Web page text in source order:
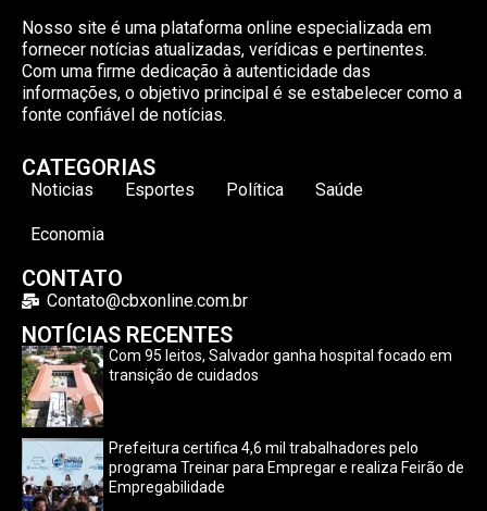
Nosso site é uma plataforma online especializada em
fornecer notícias atualizadas, verídicas e pertinentes.
Com uma firme dedicação à autenticidade das
informações, o objetivo principal é se estabelecer como a
fonte confiável de notícias.
CATEGORIAS
Noticias Esportes Política Saúde
Economia
CONTATO
Contato@cbxonline.com.br
NOTÍCIAS RECENTES
Com 95 leitos, Salvador ganha hospital focado em
transição de cuidados
Prefeitura certifica 4,6 mil trabalhadores pelo
programa Treinar para Empregar e realiza Feirão de
Empregabilidade